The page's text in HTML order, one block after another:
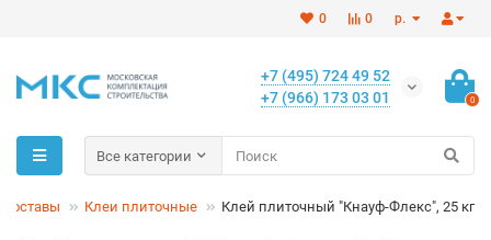
р.
0
0
+7 (495) 724 49 52
+7 (966) 173 03 01
0
Все категории
Клеи плиточные Клей плиточный "Кнауф-Флекс", 25 кг